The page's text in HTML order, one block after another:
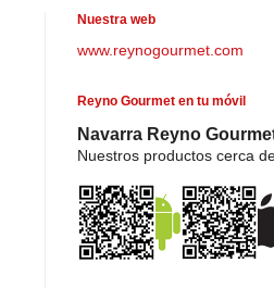
Nuestra web
www.reynogourmet.com
Reyno Gourmet en tu móvil
Navarra Reyno
Nuestros productos cerca